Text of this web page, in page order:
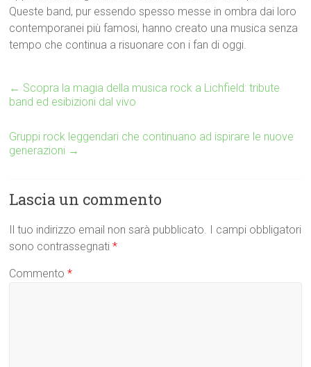
Queste band, pur essendo spesso messe in ombra dai loro
contemporanei più famosi, hanno creato una musica senza
tempo che continua a risuonare con i fan di oggi.
← Scopra la magia della musica rock a Lichfield: tribute
band ed esibizioni dal vivo
Gruppi rock leggendari che continuano ad ispirare le nuove
generazioni →
Lascia un commento
Il tuo indirizzo email non sarà pubblicato. I campi obbligatori
sono contrassegnati*
Commento*